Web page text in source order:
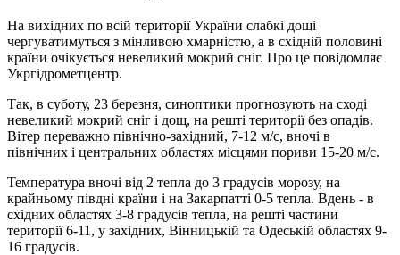
На вихідних по всій території України слабкі дощі
чергуватимуться з мінливою хмарністю, а в східній половині
країни очікується невеликий мокрий сніг. Про це повідомляє
Укргідрометцентр.
Так, в суботу, 23 березня, синоптики прогнозують на сході
невеликий мокрий сніг і дощ, на решті території без опадів.
Вітер переважно північно-західний, 7-12 м/с, вночі в
північних і центральних областях місцями пориви 15-20 м/с.
Температура вночі від 2 тепла до 3 градусів морозу, на
крайньому півдні країни і на Закарпатті 0-5 тепла. Вдень - в
східних областях 3-8 градусів тепла, на решті частини
території 6-11, у західних, Вінницькій та Одеській областях 9-
16 градусів.